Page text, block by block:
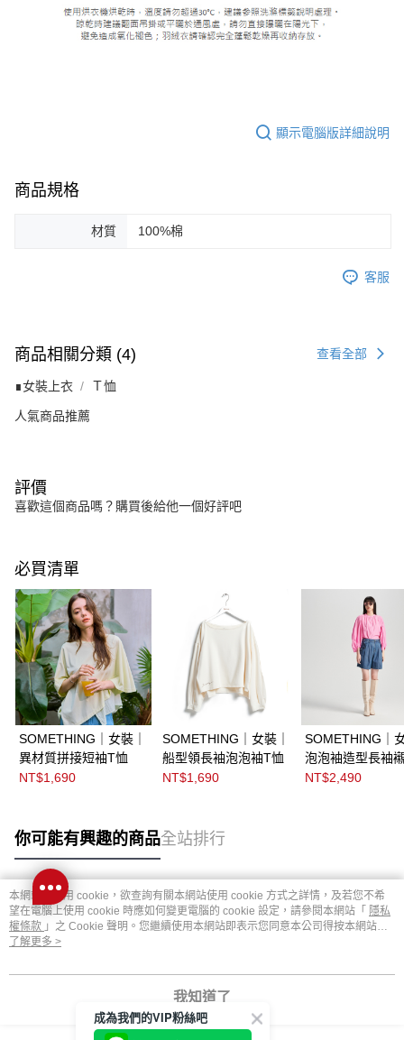
顯示電腦版詳細說明
商品規格
材質 100%棉
客服
商品相關分類 (4) 查看全部
∎女裝上衣 Ｔ恤
人氣商品推薦
評價
喜歡這個商品嗎？購買後給他一個好評吧
必買清單
SOMETHING｜女裝｜
異材質拼接短袖T恤
NT$1,690
SOMETHING｜女裝｜
船型領長袖泡泡袖T恤
NT$1,690
SOMETHING｜
泡泡袖造型長袖
NT$2,490
你可能有興趣的商品全站排行
熱門標籤
本網站中使用 cookie，欲查詢有關本網站使用 cookie 方式之詳情，及若您不希
望在電腦上使用 cookie 時應如何變更電腦的 cookie 設定，請參閱本網站「 隱私
權條款 」之 Cookie 聲明。您繼續使用本網站即表示您同意本公司得按本網站使
用條款之 Cookie 聲明使用 cookie。
了解更多 >
我知道了
成為我們的VIP粉絲吧